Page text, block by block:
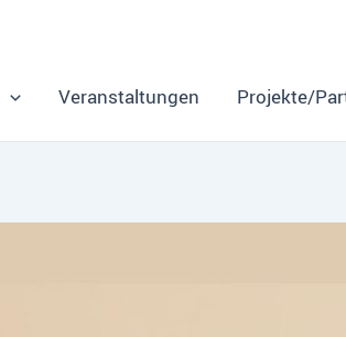
Veranstaltungen Projekte/